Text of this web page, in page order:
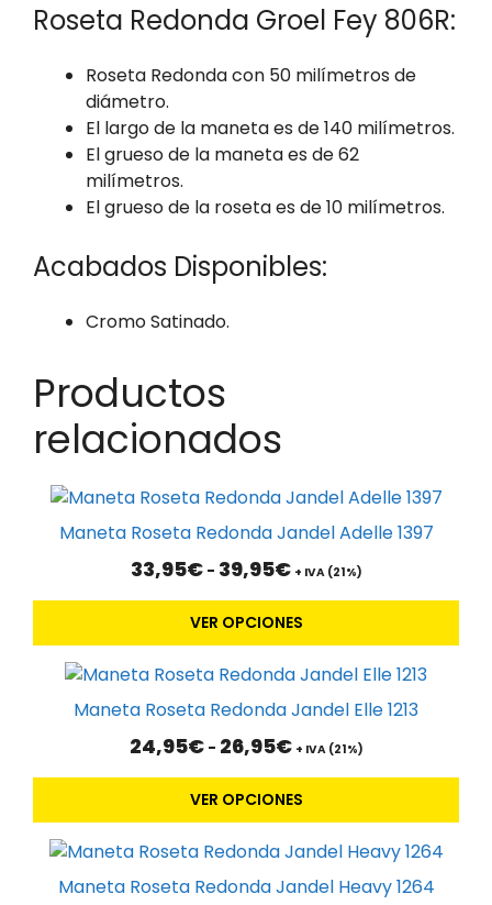
Roseta Redonda Groel Fey 806R:
Roseta Redonda con 50 milímetros de
diámetro.
El largo de la maneta es de 140 milímetros.
El grueso de la maneta es de 62
milímetros.
El grueso de la roseta es de 10 milímetros.
Acabados Disponibles:
Cromo Satinado.
Productos
relacionados
Maneta Roseta Redonda Jandel Adelle 1397
33,95€ - 39,95€Rango
precios:
desde
33,95€
hasta
+ IVA (21%)
VER OPCIONES
Este
producto
variantes.
pueden
de
producto
Maneta Roseta Redonda Jandel Elle 1213
24,95€ - 26,95€Rango
precios:
desde
24,95€
hasta
+ IVA (21%)
VER OPCIONES
Este
producto
variantes.
se
pueden
Maneta Roseta Redonda Jandel Heavy 1264
Este
producto